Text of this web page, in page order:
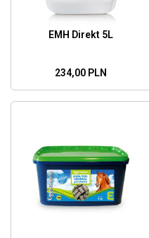
EMH Direkt 5L
234,00 PLN